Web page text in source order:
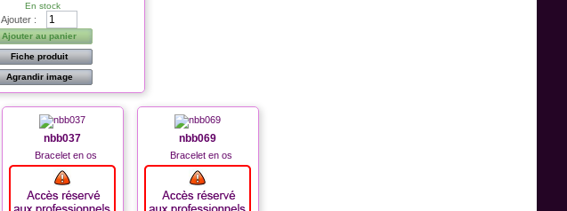
En stock
Ajouter :
Ajouter au panier
Fiche produit
Agrandir image
nbb037
Bracelet en os
nbb069
Bracelet en os